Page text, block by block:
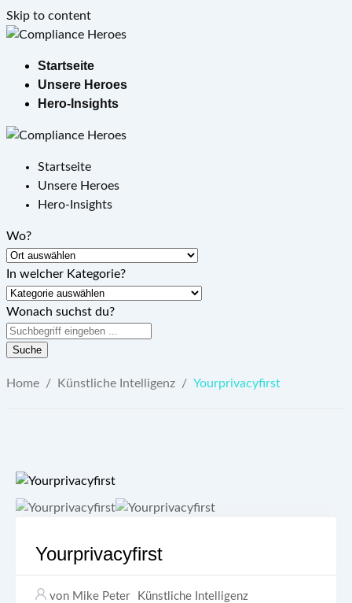
Skip to content
Startseite
Unsere Heroes
Hero-Insights
Startseite
Unsere Heroes
Hero-Insights
Wo?
In welcher Kategorie?
Wonach suchst du?
Suche
Home / Künstliche Intelligenz / Yourprivacyfirst
Yourprivacyfirst
von Mike Peter Künstliche Intelligenz